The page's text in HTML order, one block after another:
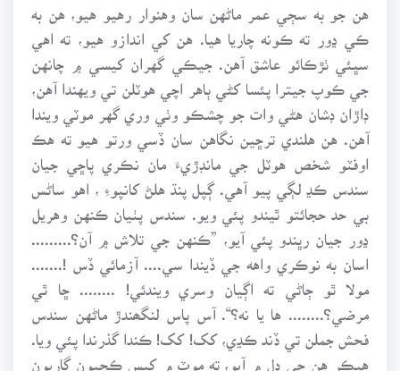
هن جو به سڄي عمر ماڻهن سان وهنوار رهيو هيو، هن به
ڪي ڍور ته ڪونه چاريا هيا. هن کي اندازو هيو، ته اهي
سڀئي ٺڙڪائو عاشق آهن. جيڪي گهران کيسي ۾ چانهن
جي ڪوپ جيترا پئسا کڻي ٻاهر اچي هوٽلن تي ويهندا آهن،
ڊاڙان ڊشان هڻي وات جو چشڪو وٺي وري گهر موٽي ويندا
آهن. هن هلندي ترڇين نگاهن سان ڏسي ورتو هيو ته هڪ
اوفٽو شخص هوٽل جي مانڊڙيءَ مان نڪري پاڇي جيان
سندس ڪڍ لڳي پيو آهي. ڳپل پنڌ هلڻ کانپوءِ ، اهو ساڻس
بي حد حجائتو ٿيندو پئي ويو. سندس پٺيان ڪنهن وهريل
ڍور جيان رڀندو پئي آيو، ”ڪنهن جي تلاش ۾ آن؟.........
اسان به نوڪري واهه جي ڏيندا سي.... آزمائي ڏس !.......
مولا ٿو ڄاڻي ته اڳيان وسري ويندئي! ........ ڇا ٿي
مرضي؟........ ها يا نه؟“. آس پاس لنگھندڙ ماڻهن سندس
فحش جملن تي ڏند ڪڍي، کک! کک! ڪندا گذرندا پئي ويا.
هيڪر هن جي دل ۾ آيو، ته موٽ ۾ کيس ڪچيون گاريون